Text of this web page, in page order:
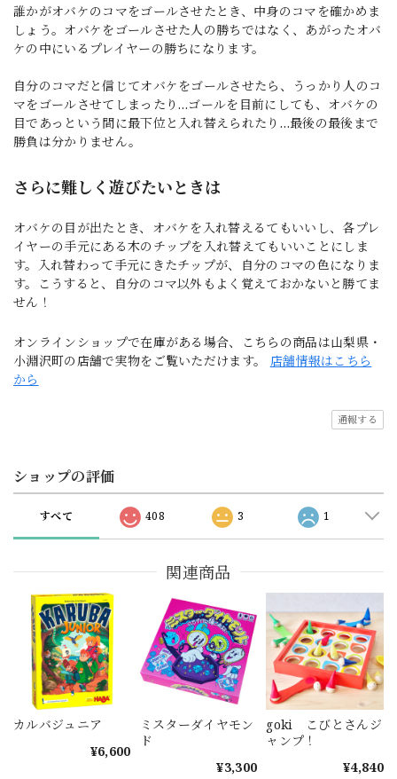
誰かがオバケのコマをゴールさせたとき、中身のコマを確かめま
しょう。オバケをゴールさせた人の勝ちではなく、あがったオバ
ケの中にいるプレイヤーの勝ちになります。
自分のコマだと信じてオバケをゴールさせたら、うっかり人のコ
マをゴールさせてしまったり…ゴールを目前にしても、オバケの
目であっという間に最下位と入れ替えられたり…最後の最後まで
勝負は分かりません。
さらに難しく遊びたいときは
オバケの目が出たとき、オバケを入れ替えるてもいいし、各プレ
イヤーの手元にある木のチップを入れ替えてもいいことにしま
す。入れ替わって手元にきたチップが、自分のコマの色になりま
す。こうすると、自分のコマ以外もよく覚えておかないと勝てま
せん！
オンラインショップで在庫がある場合、こちらの商品は山梨県・
小淵沢町の店舗で実物をご覧いただけます。 店舗情報はこちら
から
通報する
ショップの評価
すべて 408 3 1
関連商品
カルバジュニア
¥6,600
ミスターダイヤモン
ド
¥3,300
goki こびとさんジ
ャンプ！
¥4,840